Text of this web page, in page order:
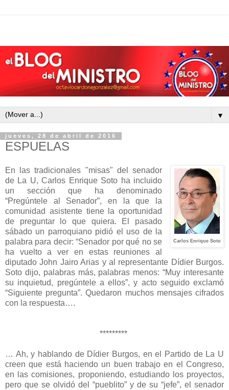
▼
jueves, 28 de abril de 2016
ESPUELAS
Carlos Enrique Soto
En las tradicionales "misas" del senador
de La U, Carlos Enrique Soto ha incluido
un sección que ha denominado
“Pregúntele al Senador”, en la que la
comunidad asistente tiene la oportunidad
de preguntar lo que quiera. El pasado
sábado un parroquiano pidió el uso de la
palabra para decir: “Senador por qué no se
ha vuelto a ver en estas reuniones al
diputado John Jairo Arias y al representante Dídier Burgos.
Soto dijo, palabras más, palabras menos: “Muy interesante
su inquietud, pregúntele a ellos”, y acto seguido exclamó
“Siguiente pregunta”. Quedaron muchos mensajes cifrados
con la respuesta….
*********
… Ah, y hablando de Dídier Burgos, en el Partido de La U
creen que está haciendo un buen trabajo en el Congreso,
en las comisiones, proponiendo, estudiando los proyectos,
pero que se olvidó del “pueblito” y de su “jefe”, el senador